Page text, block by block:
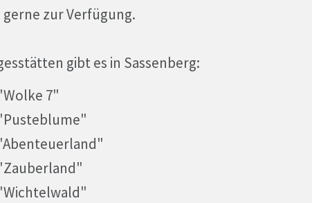
zur Verfügung.
gibt es in Sassenberg:
7"